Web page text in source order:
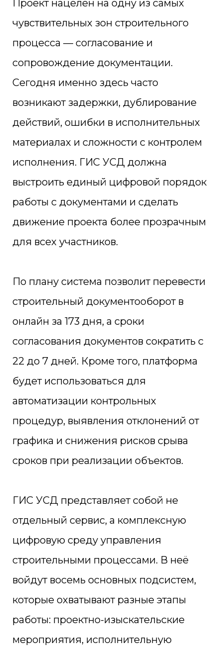
Проект нацелен на одну из самых
чувствительных зон строительного
процесса — согласование и
сопровождение документации.
Сегодня именно здесь часто
возникают задержки, дублирование
действий, ошибки в исполнительных
материалах и сложности с контролем
исполнения. ГИС УСД должна
выстроить единый цифровой порядок
работы с документами и сделать
движение проекта более прозрачным
для всех участников.
По плану система позволит перевести
строительный документооборот в
онлайн за 173 дня, а сроки
согласования документов сократить с
22 до 7 дней. Кроме того, платформа
будет использоваться для
автоматизации контрольных
процедур, выявления отклонений от
графика и снижения рисков срыва
сроков при реализации объектов.
ГИС УСД представляет собой не
отдельный сервис, а комплексную
цифровую среду управления
строительными процессами. В неё
войдут восемь основных подсистем,
которые охватывают разные этапы
работы: проектно-изыскательские
мероприятия, исполнительную